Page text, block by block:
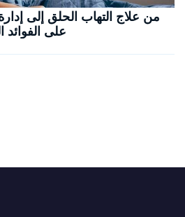
من علاج التهاب الحلق إلى
على الفوائد